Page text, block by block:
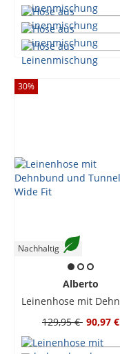
30%
Nachhaltig
Alberto
129,95 € 90,97 €